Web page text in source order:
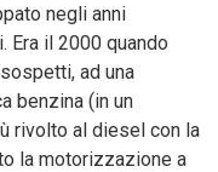
negli anni
Era il 2000 quando
ad una
benzina (in un
rivolto al diesel con la
la motorizzazione a